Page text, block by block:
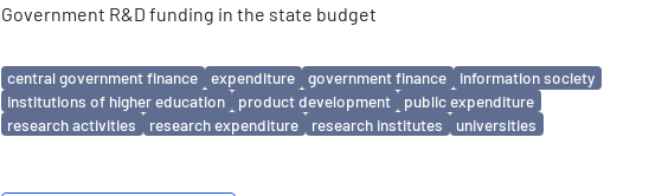
Government R&D funding in the state budget
Avainsanat
central government finance expenditure government finance
information society
institutions of higher education
product development
public expenditure
research activities
research expenditure research institutes universities